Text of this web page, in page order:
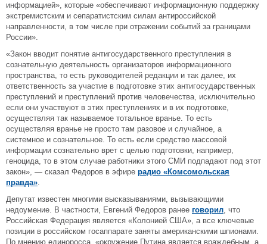
информацией», которые «обеспечивают информационную поддержку
экстремистским и сепаратистским силам антироссийской
направленности, в том числе при отражении событий за границами
России».
«Закон вводит понятие антигосударственного преступления в
сознательную деятельность организаторов информационного
пространства, то есть руководителей редакции и так далее, их
ответственность за участие в подготовке этих антигосударственных
преступлений и преступлений против человечества, исключительно
если они участвуют в этих преступлениях и в их подготовке,
осуществляя так называемое тотальное вранье. То есть
осуществляя вранье не просто там разовое и случайное, а
системное и сознательное. То есть если средство массовой
информации сознательно врет с целью подготовки, например,
геноцида, то в этом случае работники этого СМИ подпадают под этот
закон», — сказал Федоров в эфире радио «Комсомольская
правда».
Депутат известен многими высказываниями, вызывающими
недоумение. В частности, Евгений Федоров ранее говорил, что
Российская Федерация является «Колонией США», а все ключевые
позиции в российском госаппарате заняты американскими шпионами.
По мнению единоросса, «окружение Путина является враждебным, а